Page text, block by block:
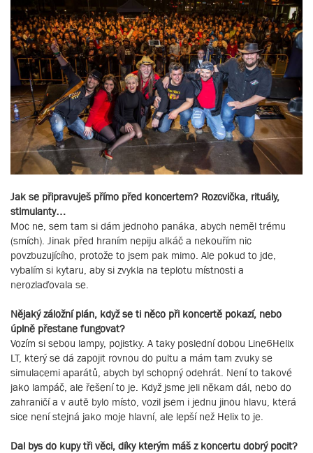
Jak se připravuješ přímo před koncertem? Rozcvička, rituály,
stimulanty…
Moc ne, sem tam si dám jednoho panáka, abych neměl trému
(smích). Jinak před hraním nepiju alkáč a nekouřím nic
povzbuzujícího, protože to jsem pak mimo. Ale pokud to jde,
vybalím si kytaru, aby si zvykla na teplotu místnosti a
nerozlaďovala se.
Nějaký záložní plán, když se ti něco při koncertě pokazí, nebo
úplně přestane fungovat?
Vozím si sebou lampy, pojistky. A taky poslední dobou Line6Helix
LT, který se dá zapojit rovnou do pultu a mám tam zvuky se
simulacemi aparátů, abych byl schopný odehrát. Není to takové
jako lampáč, ale řešení to je. Když jsme jeli někam dál, nebo do
zahraničí a v autě bylo místo, vozil jsem i jednu jinou hlavu, která
sice není stejná jako moje hlavní, ale lepší než Helix to je.
Dal bys do kupy tři věci, díky kterým máš z koncertu dobrý pocit?